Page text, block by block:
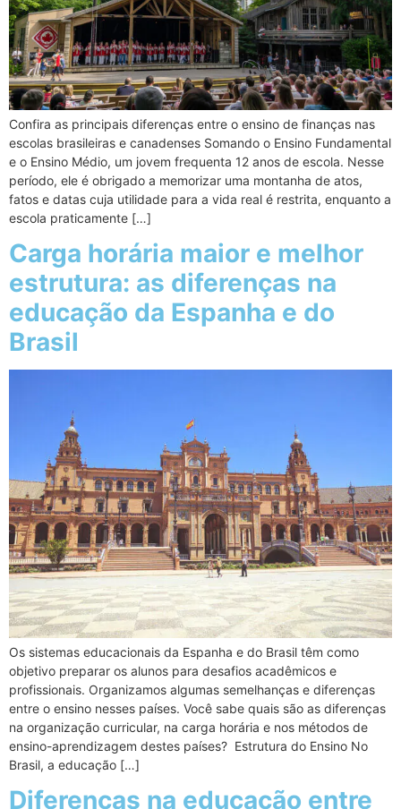
Confira as principais diferenças entre o ensino de finanças nas
escolas brasileiras e canadenses Somando o Ensino Fundamental
e o Ensino Médio, um jovem frequenta 12 anos de escola. Nesse
período, ele é obrigado a memorizar uma montanha de atos,
fatos e datas cuja utilidade para a vida real é restrita, enquanto a
escola praticamente […]
Carga horária maior e melhor
estrutura: as diferenças na
educação da Espanha e do
Brasil
Os sistemas educacionais da Espanha e do Brasil têm como
objetivo preparar os alunos para desafios acadêmicos e
profissionais. Organizamos algumas semelhanças e diferenças
entre o ensino nesses países. Você sabe quais são as diferenças
na organização curricular, na carga horária e nos métodos de
ensino-aprendizagem destes países? Estrutura do Ensino No
Brasil, a educação […]
Diferenças na educação entre